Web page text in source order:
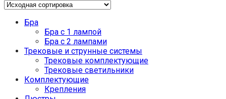
Бра
Бра с 1 лампой
Бра с 2 лампами
Трековые и струнные системы
Трековые комплектующие
Трековые светильники
Комплектующие
Крепления